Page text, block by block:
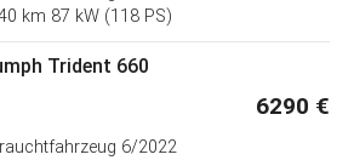
km 87 kW (118 PS)
Trident 660
6290 €
6/2022